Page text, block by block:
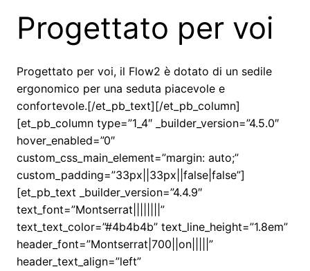
Progettato per voi
Progettato per voi, il Flow2 è dotato di un sedile
ergonomico per una seduta piacevole e
confortevole.[/et_pb_text][/et_pb_column]
[et_pb_column type=”1_4″ _builder_version=”4.5.0″
hover_enabled=”0″
custom_css_main_element=”margin: auto;”
custom_padding=”33px||33px||false|false”]
[et_pb_text _builder_version=”4.4.9″
text_font=”Montserrat||||||||”
text_text_color=”#4b4b4b” text_line_height=”1.8em”
header_font=”Montserrat|700||on|||||”
header_text_align=”left”